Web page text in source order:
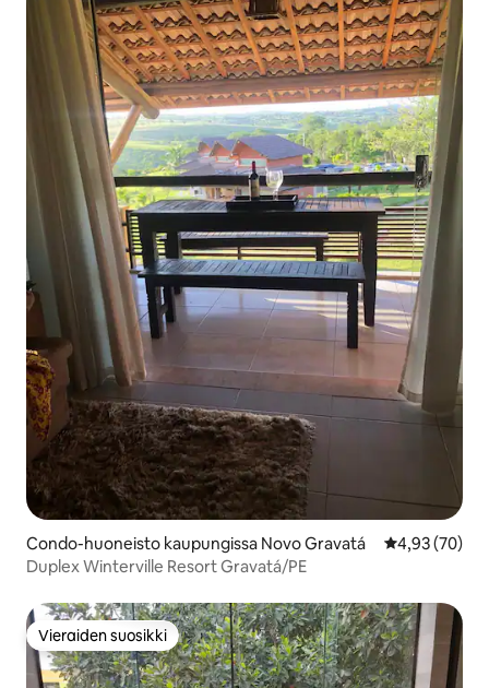
Condo-huoneisto kaupungissa Novo Gravatá
4,93 (70)
Duplex Winterville Resort Gravatá/PE
Vieraiden suosikki
Vieraiden suosikki